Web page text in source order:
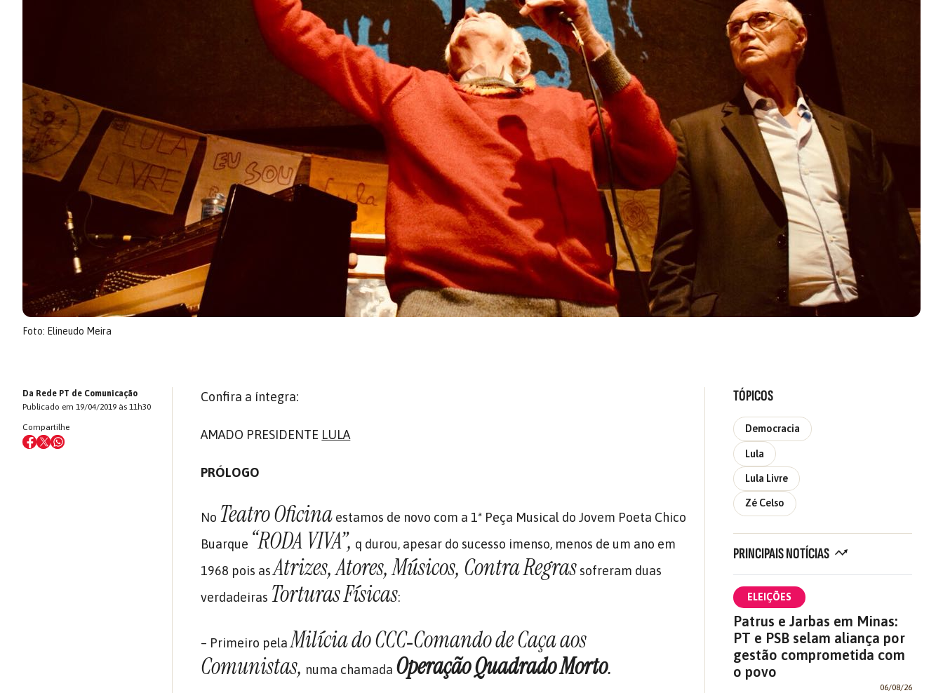
Foto: Elineudo Meira
Da Rede PT de Comunicação
Publicado em 19/04/2019 às 11h30
Compartilhe
Confira a íntegra:
AMADO PRESIDENTE LULA
PRÓLOGO
No Teatro Oficina estamos de novo com a 1ª Peça Musical do Jovem Poeta Chico
Buarque “RODA VIVA”, q durou, apesar do sucesso imenso, menos de um ano em
1968 pois asAtrizes, Atores, Músicos, Contra Regras sofreram duas
verdadeiras Torturas Físicas:
– Primeiro pelaMilícia do CCC–Comando de Caça aos
Comunistas, numa chamada Operação Quadrado Morto.
TÓPICOS
Democracia
Lula
Lula Livre
Zé Celso
PRINCIPAIS NOTÍCIAS
ELEIÇÕES
Patrus e Jarbas em Minas:
PT e PSB selam aliança por
gestão comprometida com
o povo
06/08/26